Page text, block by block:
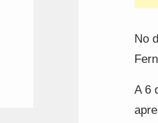
No
A 6